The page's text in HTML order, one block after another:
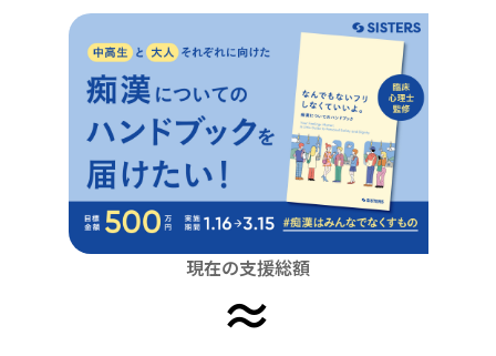
中国
四国
九州・沖縄
栃木 群馬 埼玉 東京
富山 石川 福井 山梨 長野
滋賀 京都 兵庫 奈良
島根 岡山 広島 山口
現在の支援総額
≈